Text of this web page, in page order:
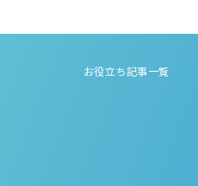
お役立ち記事一覧